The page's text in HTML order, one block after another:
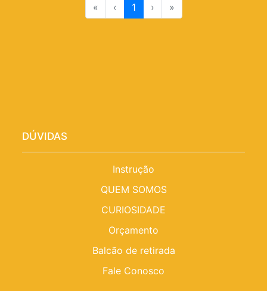
« ‹ 1 › »
DÚVIDAS
Instrução
QUEM SOMOS
CURIOSIDADE
Orçamento
Balcão de retirada
Fale Conosco